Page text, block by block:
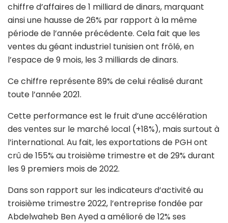
chiffre d’affaires de 1 milliard de dinars, marquant
ainsi une hausse de 26% par rapport à la même
période de l’année précédente. Cela fait que les
ventes du géant industriel tunisien ont frôlé, en
l’espace de 9 mois, les 3 milliards de dinars.
Ce chiffre représente 89% de celui réalisé durant
toute l’année 2021.
Cette performance est le fruit d’une accélération
des ventes sur le marché local (+18%), mais surtout à
l’international. Au fait, les exportations de PGH ont
crû de 155% au troisième trimestre et de 29% durant
les 9 premiers mois de 2022.
Dans son rapport sur les indicateurs d’activité au
troisième trimestre 2022, l’entreprise fondée par
Abdelwaheb Ben Ayed a amélioré de 12% ses